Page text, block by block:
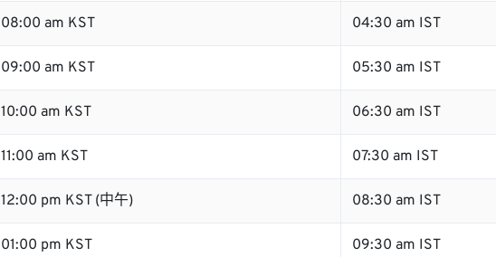
08:00 am KST 04:30 am IST
09:00 am KST 05:30 am IST
10:00 am KST 06:30 am IST
11:00 am KST 07:30 am IST
12:00 pm KST (中午) 08:30 am IST
01:00 pm KST 09:30 am IST